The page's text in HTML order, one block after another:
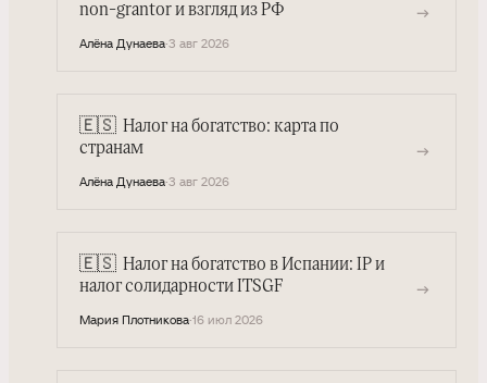
non-grantor и взгляд из РФ
Алёна Дунаева·3 авг 2026
→
🇪🇸 Налог на богатство: карта по
странам
Алёна Дунаева·3 авг 2026
→
🇪🇸 Налог на богатство в Испании: IP и
налог солидарности ITSGF
Мария Плотникова·16 июл 2026
→